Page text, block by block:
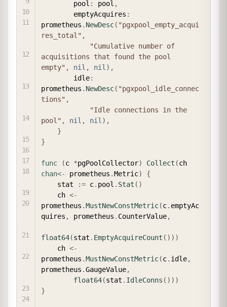
        pool
: pool ,
        emptyAcquires
:
prometheus . NewDesc( "pgxpool_empty_acqui
res_total" ,
"Cumulative number of
acquisitions that found the pool
empty" , nil , nil ) ,
        idle
:
prometheus . NewDesc( "pgxpool_idle_connec
tions" ,
"Idle connections in the
pool" , nil , nil ) ,
}
}
func (c *pgPoolCollector) Collect (
chan<- prometheus .Metric)
{
    stat
:= c. pool . Stat ( )
    ch
<-
prometheus .MustNewConstMetric(c. emptyAc
quires , prometheus . CounterValue,
float64(stat . EmptyAcquireCount ( ) ) )
    ch
<-
prometheus .MustNewConstMetric(c. idle,
prometheus .GaugeValue,
float64(stat . IdleConns ( ) ) )
}